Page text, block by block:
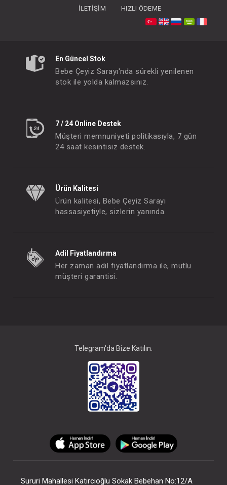
FIYATLARI GÖRMEK IÇIN ÜYE
OLUNUZ
İLETIŞIM
HIZLI ÖDEME
En Güncel Stok
Bebe Çeyiz Sarayı'nda sürekli yenilenen
stok ile yolda kalmazsınız.
7 / 24 Online Destek
Müşteri memnuniyeti politikasıyla, 7 gün
24 saat kesintisiz destek.
Ürün Kalitesi
Ürün kalitesi, Bebe Çeyiz Sarayı
hassasiyetiyle, sizlerin yanında.
Adil Fiyatlandırma
Her zaman adil fiyatlandırma ile, mutlu
müşteri garantisi.
Telegram'da Bize Katılın.
Sururi Mahallesi Katırcıoğlu Sokak Bebehan No:12/A